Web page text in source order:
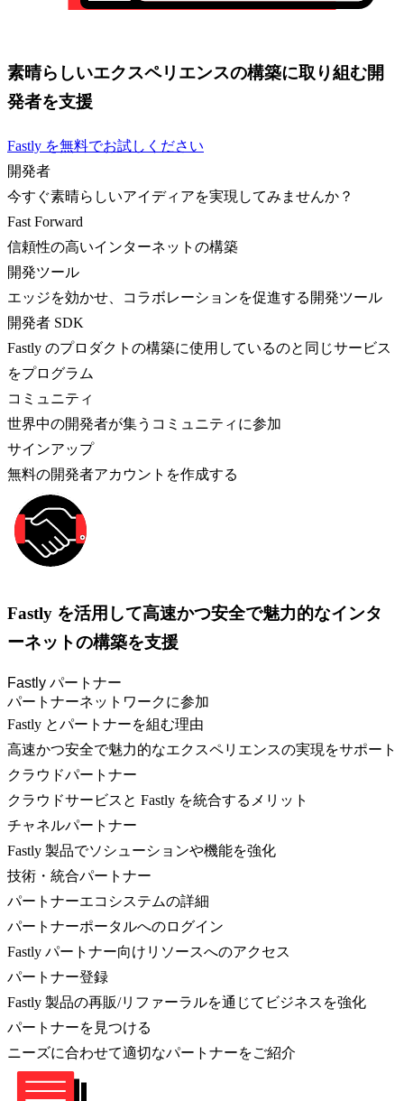
素晴らしいエクスペリエンスの構築に取り組む開
発者を支援
Fastly を無料でお試しください
開発者
今すぐ素晴らしいアイディアを実現してみませんか？
Fast Forward
信頼性の高いインターネットの構築
開発ツール
エッジを効かせ、コラボレーションを促進する開発ツール
開発者 SDK
Fastly のプロダクトの構築に使用しているのと同じサービス
をプログラム
コミュニティ
世界中の開発者が集うコミュニティに参加
サインアップ
無料の開発者アカウントを作成する
Fastly を活用して高速かつ安全で魅力的なインタ
ーネットの構築を支援
Fastly パートナー
パートナーネットワークに参加
Fastly とパートナーを組む理由
高速かつ安全で魅力的なエクスペリエンスの実現をサポート
クラウドパートナー
クラウドサービスと Fastly を統合するメリット
チャネルパートナー
Fastly 製品でソシューションや機能を強化
技術・統合パートナー
パートナーエコシステムの詳細
パートナーポータルへのログイン
Fastly パートナー向けリソースへのアクセス
パートナー登録
Fastly 製品の再販/リファーラルを通じてビジネスを強化
パートナーを見つける
ニーズに合わせて適切なパートナーをご紹介